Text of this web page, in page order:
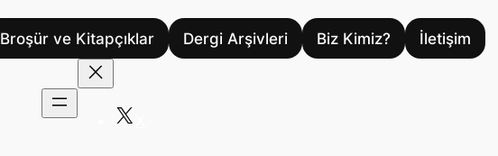
Broşür ve Kitapçıklar Dergi Arşivleri Biz Kimiz? İletişim